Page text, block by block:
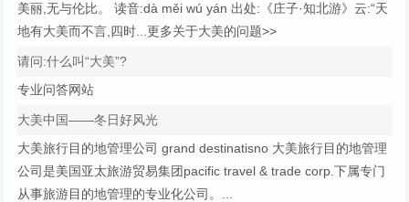
美丽,无与伦比。 读音:dà měi wú yán 出处:《庄子·知北游》云:“天
地有大美而不言,四时...更多关于大美的问题>>
请问:什么叫“大美”?
专业问答网站
大美中国——冬日好风光
大美旅行目的地管理公司 grand destinatisno 大美旅行目的地管理
公司是美国亚太旅游贸易集团pacific travel & trade corp.下属专门
从事旅游目的地管理的专业化公司。...